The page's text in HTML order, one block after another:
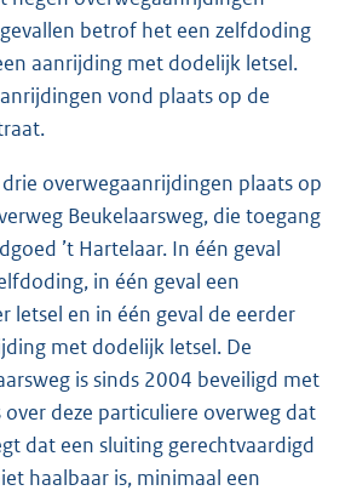
betrof het een zelfdoding
aanrijding met dodelijk letsel.
vond plaats op de
overwegaanrijdingen plaats op
Beukelaarsweg, die toegang
’t Hartelaar. In één geval
in één geval een
letsel en in één geval de eerder
met dodelijk letsel. De
is sinds 2004 beveiligd met
over deze particuliere overweg dat
dat een sluiting gerechtvaardigd
haalbaar is, minimaal een